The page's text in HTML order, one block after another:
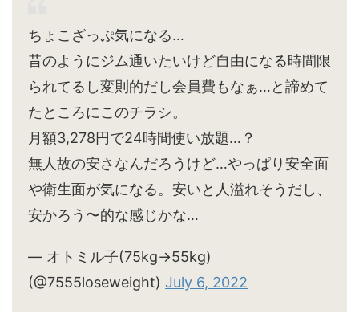
ちょこざっぷ気になる…
昔のようにジム通いたいけど自由になる時間限
られてるし変則的だし会員費もなぁ…と諦めて
たところにこのチラシ。
月額3,278円で24時間使い放題…？
無人故の安さなんだろうけど…やっぱり安全面
や衛生面が気になる。安いと人溢れそうだし、
安かろう〜的な感じかな…
— オトミル子(75kg→55kg)
(@7555loseweight) July 6, 2022